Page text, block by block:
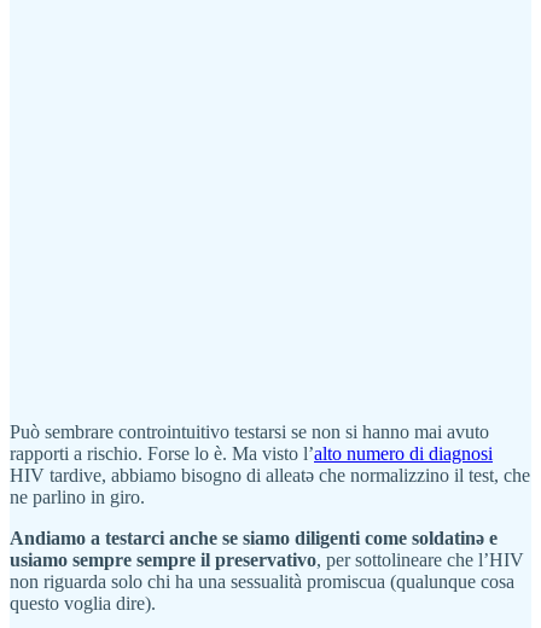
Può sembrare controintuitivo testarsi se non si hanno mai avuto
rapporti a rischio. Forse lo è. Ma visto l’alto numero di diagnosi
HIV tardive, abbiamo bisogno di alleatə che normalizzino il test, che
ne parlino in giro.
Andiamo a testarci anche se siamo diligenti come soldatinə e
usiamo sempre sempre il preservativo, per sottolineare che l’HIV
non riguarda solo chi ha una sessualità promiscua (qualunque cosa
questo voglia dire).